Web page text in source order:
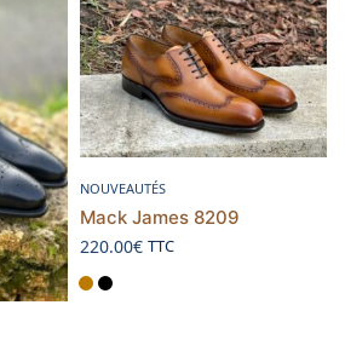
Choix des options
NOUVEAUTÉS
Mack James 8209
220.00€ TTC